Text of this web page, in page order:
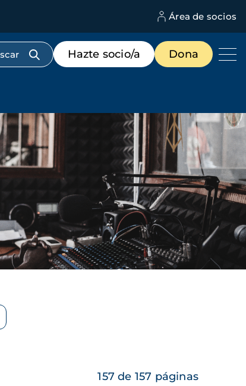
Área de socios
Menú
de
destacados
Hazte socio/a Dona
157 de 157 páginas